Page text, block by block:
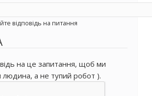
відповідь на питання
на це запитання, щоб ми
а не тупий робот ).